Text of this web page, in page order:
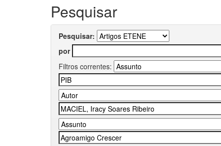
Pesquisar
Pesquisar:
por
Filtros correntes: